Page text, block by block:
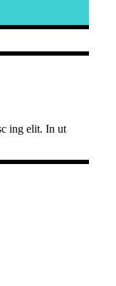
ing elit. In ut